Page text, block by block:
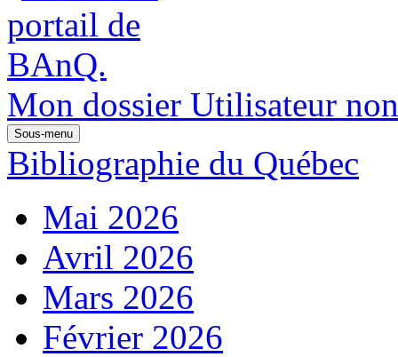
Mon dossier Utilisateur
Sous-menu
Bibliographie du Québec
Mai 2026
Avril 2026
Mars 2026
Février 2026